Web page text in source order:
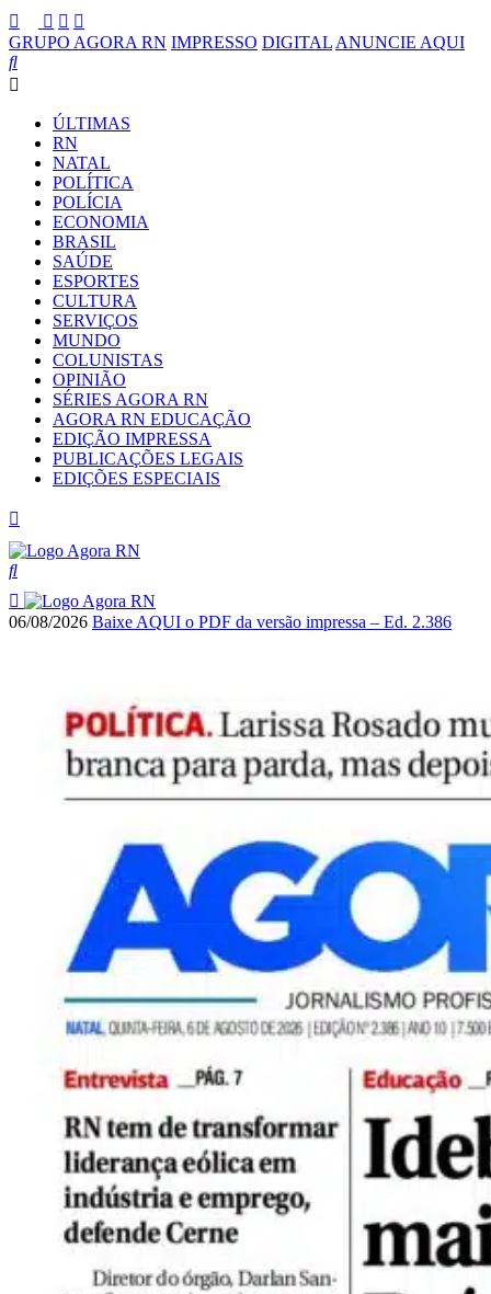
GRUPO AGORA RN IMPRESSO DIGITAL ANUNCIE AQUI
ÚLTIMAS
RN
NATAL
POLÍTICA
POLÍCIA
ECONOMIA
BRASIL
SAÚDE
ESPORTES
CULTURA
SERVIÇOS
MUNDO
COLUNISTAS
OPINIÃO
SÉRIES AGORA RN
AGORA RN EDUCAÇÃO
EDIÇÃO IMPRESSA
PUBLICAÇÕES LEGAIS
EDIÇÕES ESPECIAIS
06/08/2026 Baixe AQUI o PDF da versão impressa – Ed. 2.386